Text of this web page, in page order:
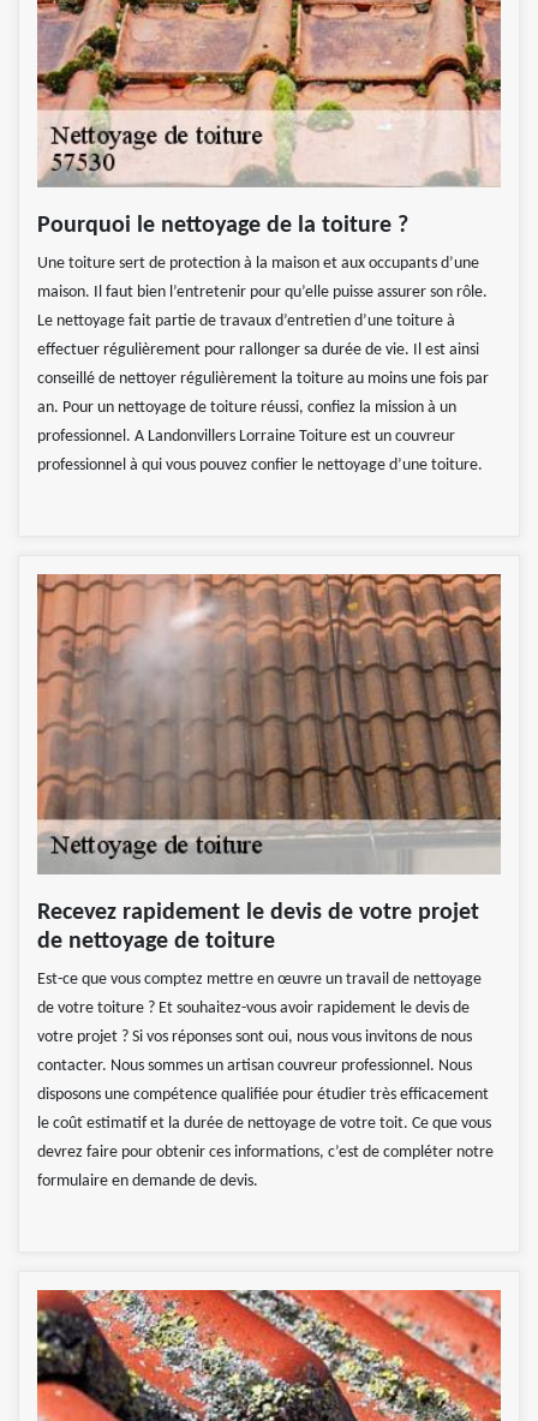
Pourquoi le nettoyage de la toiture ?
Une toiture sert de protection à la maison et aux occupants d’une
maison. Il faut bien l’entretenir pour qu’elle puisse assurer son rôle.
Le nettoyage fait partie de travaux d’entretien d’une toiture à
effectuer régulièrement pour rallonger sa durée de vie. Il est ainsi
conseillé de nettoyer régulièrement la toiture au moins une fois par
an. Pour un nettoyage de toiture réussi, confiez la mission à un
professionnel. A Landonvillers Lorraine Toiture est un couvreur
professionnel à qui vous pouvez confier le nettoyage d’une toiture.
Recevez rapidement le devis de votre projet
de nettoyage de toiture
Est-ce que vous comptez mettre en œuvre un travail de nettoyage
de votre toiture ? Et souhaitez-vous avoir rapidement le devis de
votre projet ? Si vos réponses sont oui, nous vous invitons de nous
contacter. Nous sommes un artisan couvreur professionnel. Nous
disposons une compétence qualifiée pour étudier très efficacement
le coût estimatif et la durée de nettoyage de votre toit. Ce que vous
devrez faire pour obtenir ces informations, c’est de compléter notre
formulaire en demande de devis.